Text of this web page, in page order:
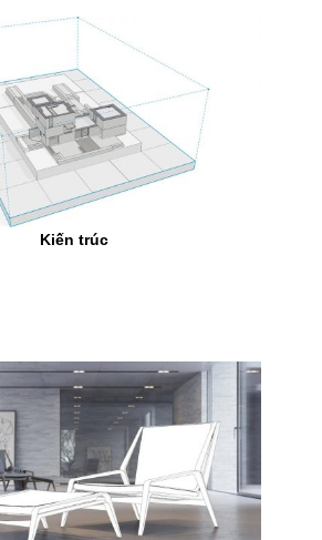
Kiến trúc